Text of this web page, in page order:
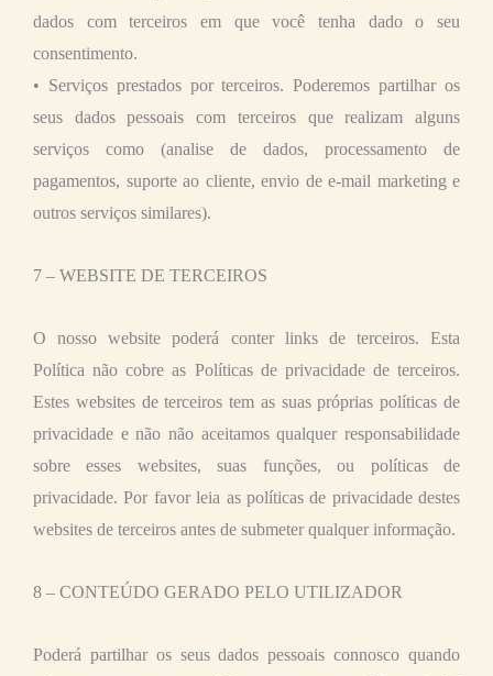
dados com terceiros em que você tenha dado o seu
consentimento.
• Serviços prestados por terceiros. Poderemos partilhar os
seus dados pessoais com terceiros que realizam alguns
serviços como (analise de dados, processamento de
pagamentos, suporte ao cliente, envio de e-mail marketing e
outros serviços similares).
7 – WEBSITE DE TERCEIROS
O nosso website poderá conter links de terceiros. Esta
Política não cobre as Políticas de privacidade de terceiros.
Estes websites de terceiros tem as suas próprias políticas de
privacidade e não não aceitamos qualquer responsabilidade
sobre esses websites, suas funções, ou políticas de
privacidade. Por favor leia as políticas de privacidade destes
websites de terceiros antes de submeter qualquer informação.
8 – CONTEÚDO GERADO PELO UTILIZADOR
Poderá partilhar os seus dados pessoais connosco quando